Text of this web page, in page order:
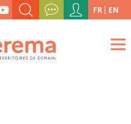
ETC.
Menu
du
compte
de
FR EN